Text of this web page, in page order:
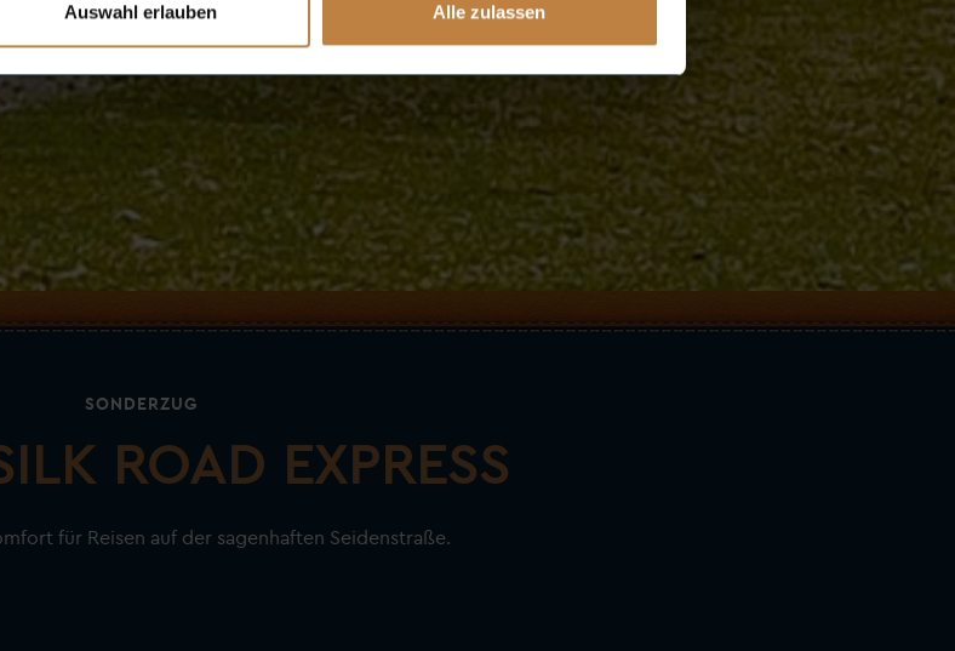
Auswahl erlauben Alle zulassen
SONDERZUG
ROAD EXPRESS
für Reisen auf der sagenhaften Seidenstraße.